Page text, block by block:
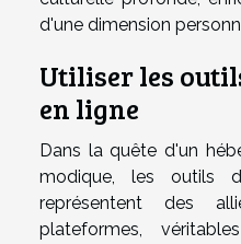
d'une dimension
Utiliser les
en ligne
Dans la quête d'un
modique, les outils
représentent des
plateformes,